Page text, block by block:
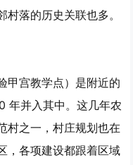
落的历史关联也多。
甲宫教学点）是附近的
年并入其中。这几年农
村之一，村庄规划也在
，各项建设都跟着区域